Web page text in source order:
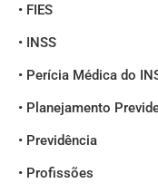
• FIES
• INSS
• Perícia Médica do
• Planejamento
• Previdência
• Profissões